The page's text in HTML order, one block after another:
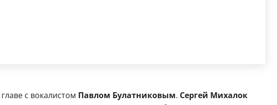
с вокалистом Павлом Булатниковым. Сергей Михалок